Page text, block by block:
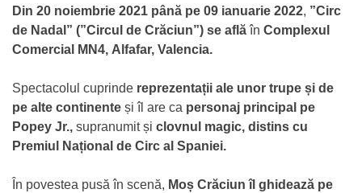
Din 20 noiembrie 2021 până pe 09 ianuarie 2022, ”Circ
de Nadal” (”Circul de Crăciun”) se aflăîn Complexul
Comercial MN4, Alfafar, Valencia.
Spectacolul cuprinde reprezentații ale unor trupe și de
pe alte continente și îl are ca personaj principal pe
Popey Jr., supranumit și clovnul magic, distins cu
Premiul Național de Circ al Spaniei.
În povestea pusă în scenă, Moș Crăciun îl ghidează pe